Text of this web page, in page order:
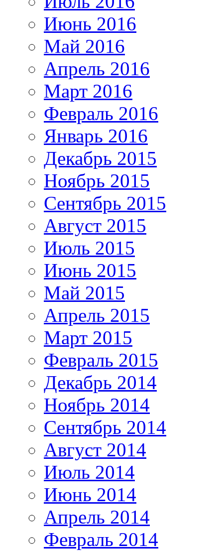
Июнь 2016
Май 2016
Апрель 2016
Март 2016
Февраль 2016
Январь 2016
Декабрь 2015
Ноябрь 2015
Сентябрь 2015
Август 2015
Июль 2015
Июнь 2015
Май 2015
Апрель 2015
Март 2015
Февраль 2015
Декабрь 2014
Ноябрь 2014
Сентябрь 2014
Август 2014
Июль 2014
Июнь 2014
Апрель 2014
Февраль 2014